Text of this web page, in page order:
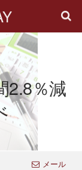
2.8％減
メール